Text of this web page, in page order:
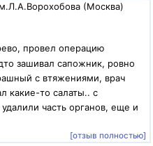
(Москва)
провел операцию
зашивал сапожник, ровно
с втяжениями, врач
какие-то салаты.. с
часть органов, еще и
[отзыв полностью]